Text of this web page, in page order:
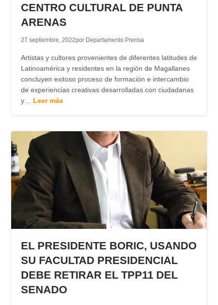
CENTRO CULTURAL DE PUNTA
ARENAS
27 septiembre, 2022por Departamento Prensa
Artistas y cultores provenientes de diferentes latitudes de
Latinoamérica y residentes en la región de Magallanes
concluyen exitoso proceso de formación e intercambio
de experiencias creativas desarrolladas con ciudadanas
y… Leer más
EL PRESIDENTE BORIC, USANDO
SU FACULTAD PRESIDENCIAL
DEBE RETIRAR EL TPP11 DEL
SENADO